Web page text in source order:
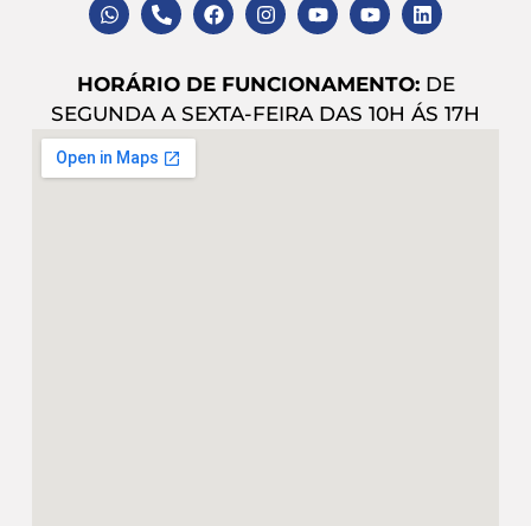
HORÁRIO DE FUNCIONAMENTO:DE
SEGUNDA A SEXTA-FEIRA DAS 10H ÁS 17H